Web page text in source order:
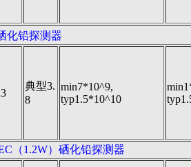
化铅探测器
典型3.
8
min7*10^9,
typ1.5*10^10
（1.2W）硒化铅探测器